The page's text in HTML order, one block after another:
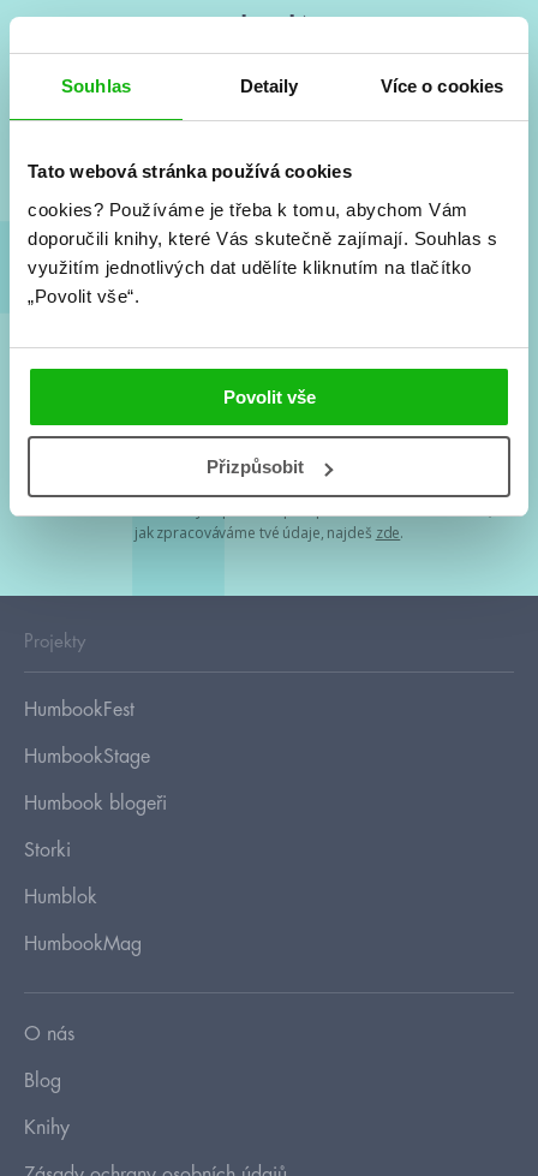
Souhlas Detaily Více o cookies
Tato webová stránka používá cookies
cookies? Používáme je třeba k tomu, abychom Vám
doporučili knihy, které Vás skutečně zajímají. Souhlas s
využitím jednotlivých dat udělíte kliknutím na tlačítko
„Povolit vše“.
Povolit vše
Přizpůsobit
Vše kolem #youngadult každý měsíc rovnou do mailu!
a seriálové adaptace a další.
Souhlasím spodmínkami zpracování osobních údajů
Tvá e-mailová adresa je u nás v bezpečí. Přečti si
jak zpracováváme tvé údaje, najdeš zde.
Projekty
HumbookFest
HumbookStage
Humbook blogeři
Storki
Humblok
HumbookMag
O nás
Blog
Knihy